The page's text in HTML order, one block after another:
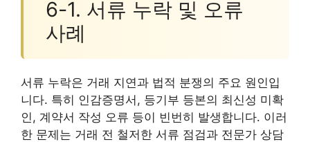
6-1. 서류 누락 및 오류
사례
서류 누락은 거래 지연과 법적 분쟁의 주요 원인입
니다. 특히 인감증명서, 등기부 등본의 최신성 미확
인, 계약서 작성 오류 등이 빈번히 발생합니다. 이러
한 문제는 거래 전 철저한 서류 점검과 전문가 상담